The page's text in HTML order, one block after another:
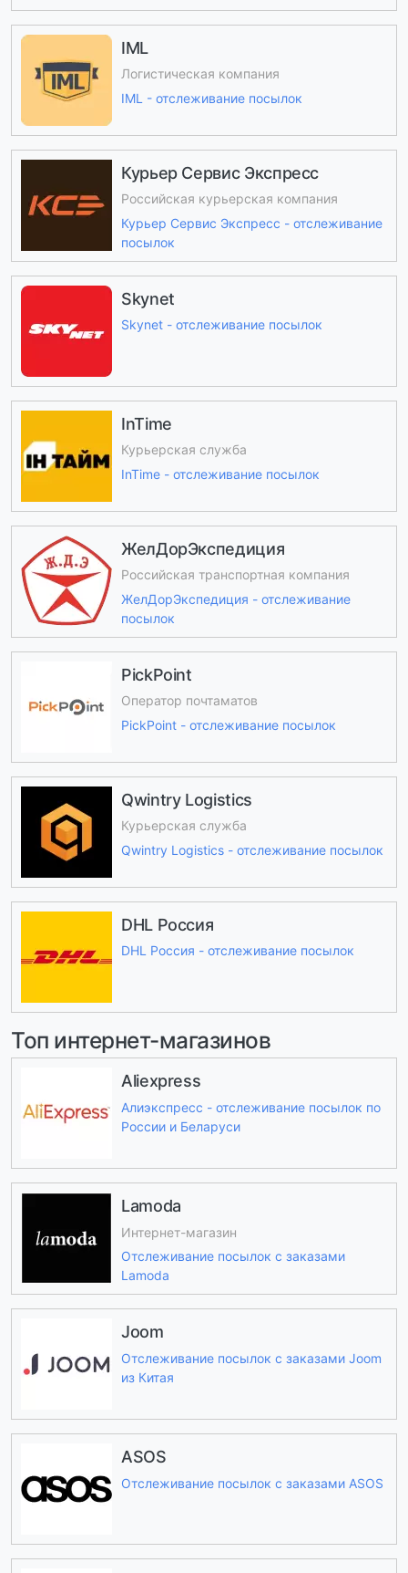
IML
Логистическая компания
IML - отслеживание посылок
Курьер Сервис Экспресс
Российская курьерская компания
Курьер Сервис Экспресс - отслеживание
посылок
Skynet
Skynet - отслеживание посылок
InTime
Курьерская служба
InTime - отслеживание посылок
ЖелДорЭкспедиция
Российская транспортная компания
ЖелДорЭкспедиция - отслеживание
посылок
PickPoint
Оператор почтаматов
PickPoint - отслеживание посылок
Qwintry Logistics
Курьерская служба
Qwintry Logistics - отслеживание посылок
DHL Россия
DHL Россия - отслеживание посылок
Топ интернет-магазинов
Aliexpress
Алиэкспресс - отслеживание посылок по
России и Беларуси
Lamoda
Интернет-магазин
Отслеживание посылок с заказами
Lamoda
Joom
Отслеживание посылок с заказами Joom
из Китая
ASOS
Отслеживание посылок с заказами ASOS